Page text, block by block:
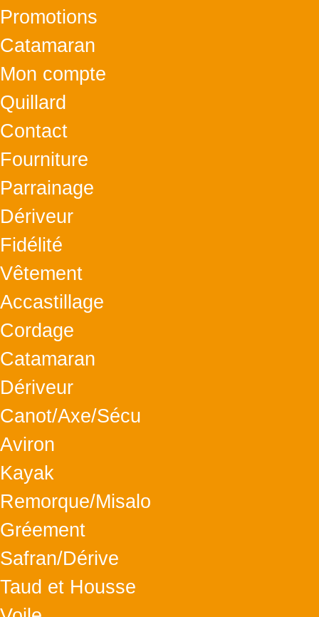
Promotions
Catamaran
Mon compte
Quillard
Contact
Fourniture
Parrainage
Dériveur
Fidélité
Vêtement
Accastillage
Cordage
Catamaran
Dériveur
Canot/Axe/Sécu
Aviron
Kayak
Remorque/Misalo
Gréement
Safran/Dérive
Taud et Housse